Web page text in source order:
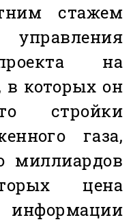
стажем
на
в которых он
стройки
газа,
миллиардов
цена